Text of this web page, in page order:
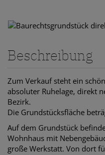
Beschreibung
Zum Verkauf steht ein
absoluter Ruhelage, direkt
Bezirk.
Die Grundstücksfläche
Auf dem Grundstück
Wohnhaus mit
große Werkstatt. Von dort